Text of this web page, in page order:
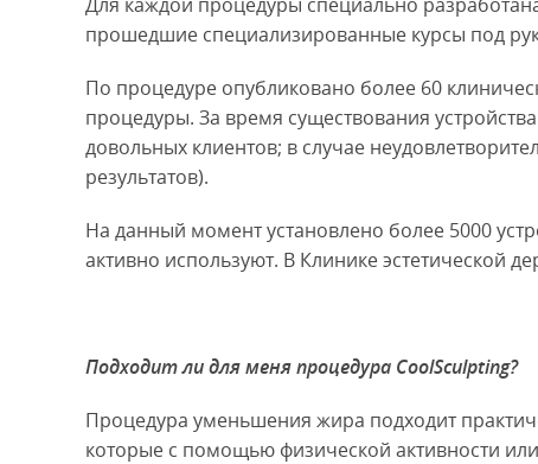
прошедшие специализированные курсы под
По процедуре опубликовано более 60
процедуры. За время существования
довольных клиентов; в случае
результатов).
На данный момент установлено более 5000
активно используют. В Клинике эстетической
Подходит ли для меня процедура CoolSculpting?
Процедура уменьшения жира подходит
которые с помощью физической активности